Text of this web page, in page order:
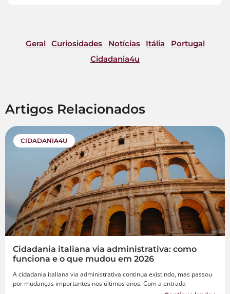
Geral Curiosidades Notícias Itália
Portugal
Cidadania4u
Artigos Relacionados
CIDADANIA4U
Cidadania italiana via administrativa: como
funciona e o que mudou em 2026
A cidadania italiana via administrativa continua existindo, mas passou
por mudanças importantes nos últimos anos. Com a entrada